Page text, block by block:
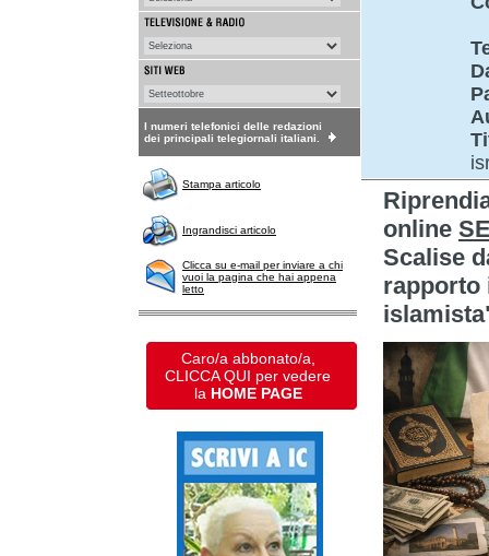
I numeri telefonici delle redazioni
dei principali telegiornali italiani.
Stampa articolo
Ingrandisci articolo
Clicca su e-mail per inviare a chi
vuoi la pagina che hai appena
letto
Caro/a abbonato/a,
CLICCA QUI per vedere
la HOME PAGE
online
Scalise
rapporto